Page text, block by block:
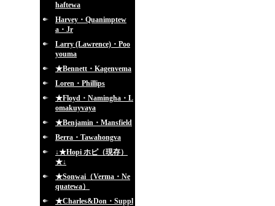
haftewa
Harvey・Quanimptew
a・Jr
Larry (Lawrence)・Poo
youma
★Bennett・Kagenvema
Loren・Phillips
★Floyd・Namingha・L
omakuyvaya
★Benjamin・Mansfield
Berra・Tawahongva
↓★Hopi ホピ（現存）
★↓
★Sonwai（Verma・Ne
quatewa）
★Charles&Don・Suppl